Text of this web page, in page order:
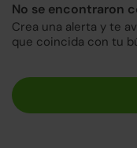
No se encontraron
Crea una alerta y te
que coincida con tu